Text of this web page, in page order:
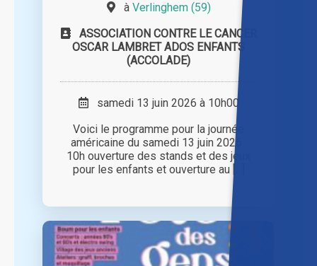
à Verlinghem (59)
ASSOCIATION CONTRE LE CANCER
OSCAR LAMBRET ADOS ENFANTS
(ACCOLADE)
samedi 13 juin 2026 à 10h00
Voici le programme pour la journée
américaine du samedi 13 juin 2026 :
10h ouverture des stands et des jeux
pour les enfants et ouverture au [...]